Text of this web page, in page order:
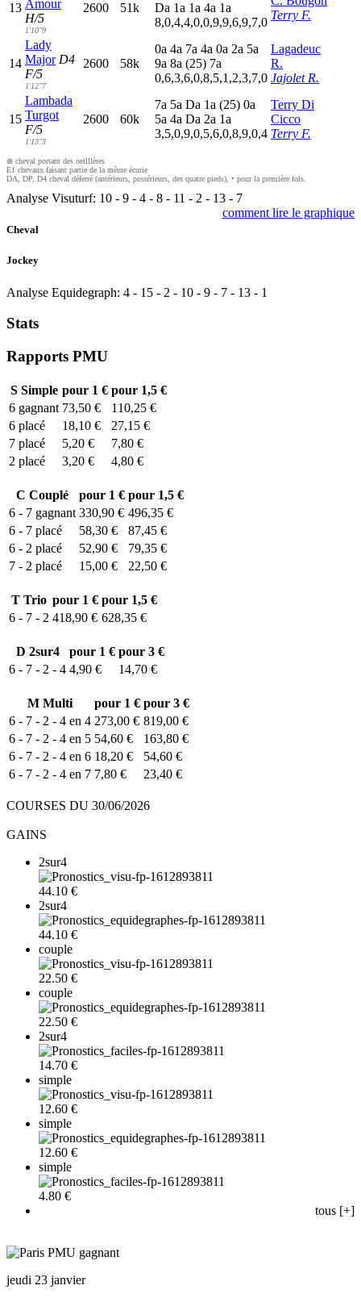
13 Amour
H/5
1'10"9
2600 51k
Da 1a 1a 4a 1a
8,0,4,4,0,0,9,9,6,9,7,0
Terry F.
14
Lady
Major D4
F/5
1'12"7
2600 58k
0a 4a 7a 4a 0a 2a 5a
9a 8a (25) 7a
0,6,3,6,0,8,5,1,2,3,7,0
Lagadeuc
R.
Jajolet R.
15
Lambada
Turgot
F/5
1'13"3
2600 60k
7a 5a Da 1a (25) 0a
5a 4a Da 2a 1a
3,5,0,9,0,5,6,0,8,9,0,4
Terry Di
Cicco
Terry F.
⊗ cheval portant des oeilllères
E1 chevaux faisant partie de la même écurie
DA, DP, D4 cheval déferré (antérieurs, postérieurs, des quatre pieds), • pour la première fois.
Analyse Visuturf: 10 - 9 - 4 - 8 - 11 - 2 - 13 - 7
comment lire le graphique
Cheval
Jockey
Analyse Equidegraph: 4 - 15 - 2 - 10 - 9 - 7 - 13 - 1
Stats
Rapports PMU
SSimple pour 1 € pour 1,5 €
6 gagnant 73,50 €
110,25 €
6 placé 18,10 €
27,15 €
7 placé 5,20 €
7,80 €
2 placé 3,20 € 4,80 €
C Couplé pour 1 € pour 1,5 €
6 - 7 gagnant 330,90 € 496,35 €
6 - 7 placé 58,30 €
87,45 €
6 - 2 placé 52,90 €
79,35 €
7 - 2 placé 15,00 € 22,50 €
T Trio pour 1 € pour 1,5 €
6 - 7 - 2 418,90 € 628,35 €
D 2sur4 pour 1 € pour 3 €
6 - 7 - 2 - 4 4,90 € 14,70 €
M Multi pour 1 € pour 3 €
6 - 7 - 2 - 4 en 4 273,00 € 819,00 €
6 - 7 - 2 - 4 en 5 54,60 €
163,80 €
6 - 7 - 2 - 4 en 6 18,20 €
54,60 €
6 - 7 - 2 - 4 en 7 7,80 € 23,40 €
COURSES DU 30/06/2026
GAINS
2sur4
44.10 €
2sur4
44.10 €
couple
22.50 €
couple
22.50 €
2sur4
14.70 €
simple
12.60 €
simple
12.60 €
simple
4.80 €
tous [+]
jeudi 23 janvier